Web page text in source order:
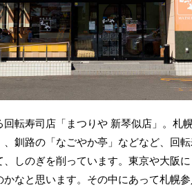
転寿司店「まつりや 新琴似店」。札
、釧路の「なごやか亭」などなど、回
しのぎを削っています。東京や大阪
かなと思います。その中にあって札幌